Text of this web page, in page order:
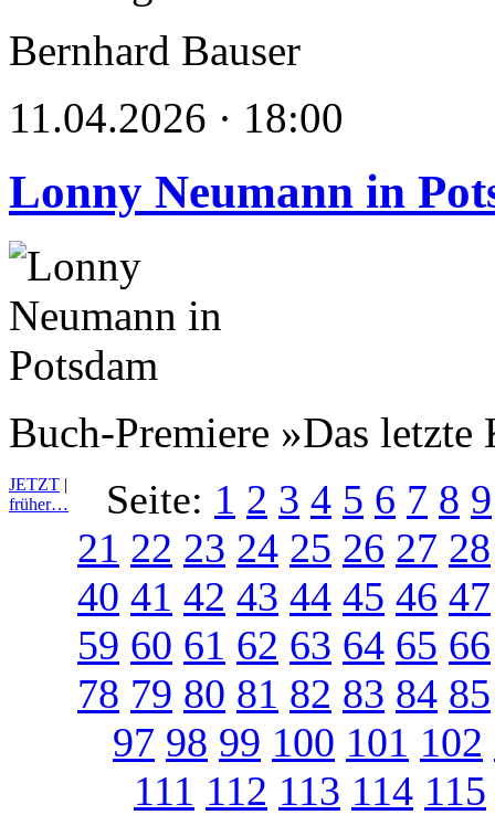
Bernhard Bauser
11.04.2026 · 18:00
Lonny Neumann in
Buch-Premiere »Das letzte
JETZT |
früher…
Seite: 1 2 3 4 5 6 7 8 9
21 22 23 24 25 26 27 28
40 41 42 43 44 45 46 47
59 60 61 62 63 64 65 66
78 79 80 81 82 83 84 85
97 98 99 100 101 102
111 112 113 114 115